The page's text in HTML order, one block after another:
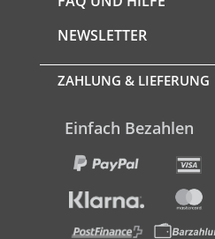
NEWSLETTER
ZAHLUNG & LIEFERUNG
Einfach Bezahlen